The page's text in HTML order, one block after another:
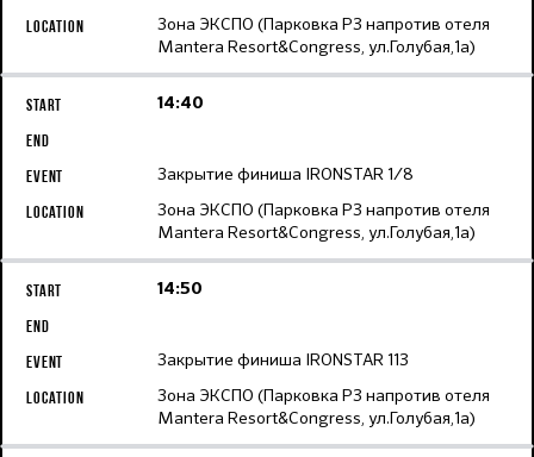
Зона ЭКСПО (Парковка Р3 напротив отеля
Mantera Resort&Congress, ул.Голубая,1а)
14:40
Закрытие финиша IRONSTAR 1/8
Зона ЭКСПО (Парковка Р3 напротив отеля
Mantera Resort&Congress, ул.Голубая,1а)
14:50
Закрытие финиша IRONSTAR 113
Зона ЭКСПО (Парковка Р3 напротив отеля
Mantera Resort&Congress, ул.Голубая,1а)